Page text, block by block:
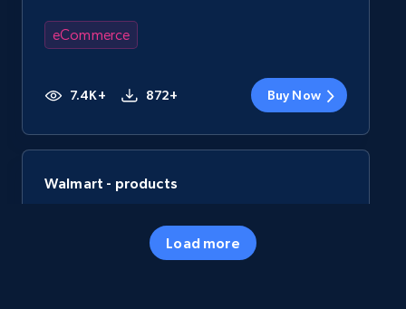
eCommerce
7.4K+ 872+ Buy Now
Walmart - products
Specifications, Image urls, Top reviews, and
Load more